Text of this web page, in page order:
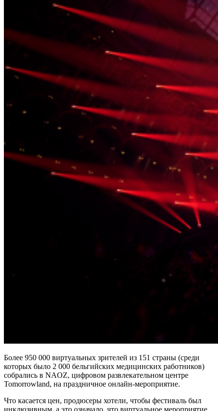
Более 950 000 виртуальных зрителей из 151 страны (среди
которых было 2 000 бельгийских медицинских работников)
собрались в NAOZ, цифровом развлекательном центре
Tomorrowland, на праздничное онлайн-мероприятие.
Что касается цен, продюсеры хотели, чтобы фестиваль был